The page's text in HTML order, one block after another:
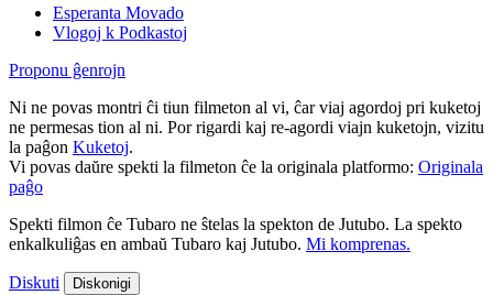
Esperanta Movado
Vlogoj k Podkastoj
Proponu ĝenrojn
Ni ne povas montri ĉi tiun filmeton al vi, ĉar viaj agordoj pri kuketoj
ne permesas tion al ni. Por rigardi kaj re-agordi viajn kuketojn, vizitu
la paĝon Kuketoj.
Vi povas daŭre spekti la filmeton ĉe la originala platformo: Originala
paĝo
Spekti filmon ĉe Tubaro ne ŝtelas la spekton de Jutubo. La spekto
enkalkuliĝas en ambaŭ Tubaro kaj Jutubo. Mi komprenas.
Diskuti Diskonigi